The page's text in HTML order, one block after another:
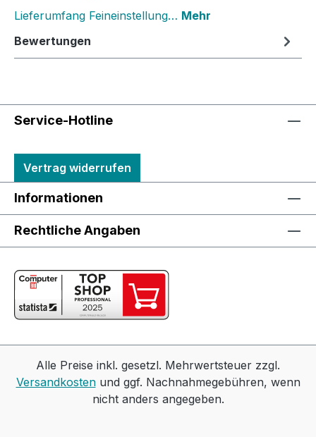
Lieferumfang Feineinstellung… Mehr
Bewertungen
Service-Hotline
Vertrag widerrufen
Informationen
Rechtliche Angaben
Alle Preise inkl. gesetzl. Mehrwertsteuer zzgl.
Versandkostenund ggf. Nachnahmegebühren, wenn
nicht anders angegeben.